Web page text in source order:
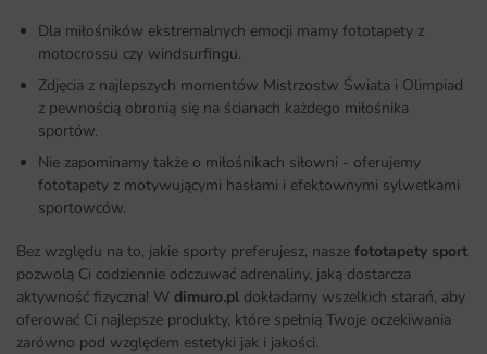
Dla miłośników ekstremalnych emocji mamy fototapety z
motocrossu czy windsurfingu.
Zdjęcia z najlepszych momentów Mistrzostw Świata i Olimpiad
z pewnością obronią się na ścianach każdego miłośnika
sportów.
Nie zapominamy także o miłośnikach siłowni - oferujemy
fototapety z motywującymi hasłami i efektownymi sylwetkami
sportowców.
Bez względu na to, jakie sporty preferujesz, nasze fototapety sport
pozwolą Ci codziennie odczuwać adrenaliny, jaką dostarcza
aktywność fizyczna! W dimuro.pl dokładamy wszelkich starań, aby
oferować Ci najlepsze produkty, które spełnią Twoje oczekiwania
zarówno pod względem estetyki jak i jakości.